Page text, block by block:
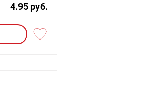
4.95 руб.